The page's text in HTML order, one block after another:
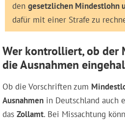
den gesetzlichen Mindestlohn
dafür mit einer Strafe zu
Wer kontrolliert, ob der
die Ausnahmen
Ob die Vorschriften zum
Ausnahmen in Deutschland auch
das Zollamt. Bei Missachtung